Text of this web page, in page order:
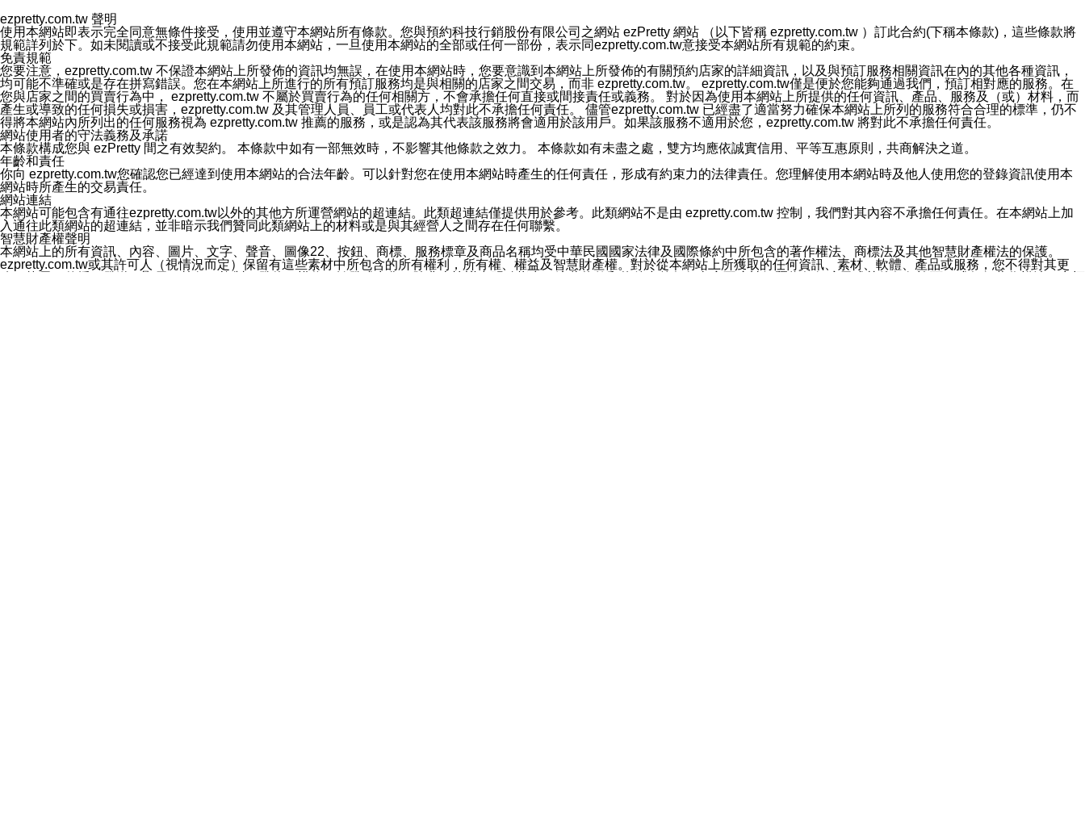
您同意本公司網站，透過您所提供的郵件地址與您取得聯絡並傳送或宣傳本網站各項服務之資料或電子郵件供您參考。您能依照該資料或電子郵件所指示之方法、說明或功能連結，隨時
停止接收這些資料或電子郵件。
十五、訊息通知
本公司/本服務將以通知型訊息傳送重要訊息給您。即使未加入本公司/本服務好友，您仍可接收到通知型訊息。
本公司/本服務傳送之通知型訊息以對您有效且重要的訊息為限，以廣告或其他目的的訊息皆不會被傳送。滿足以下三個條件者，將可收到通知型訊息。
1.LINE 帳號設定的電話號碼與本公司/本服務所傳來的電話號碼比對相符。
2.該 LINE 帳號已在 LINE APP 設定中，同意接收通知型訊息。
3.LINE 帳號未封鎖傳送訊息之 LINE 官方帳號。
欲變更通知型訊息的設定，操作如下：
1.點選「主頁」＞「設定」
2.點選「隱私設定」
3.點選「提供使用資料」
4.點選「LINE通知型訊息」
5.開關「接收LINE通知型訊息」
❗️關閉「接收通知型訊息」後，將不會接收到來自任何企業官方帳號或認證官方帳號的通知型訊息。
ezpretty.com.tw 聲明
使用本網站即表示完全同意無條件接受，使用並遵守本網站所有條款。您與預約科技行銷股份有限公司之網站 ezPretty 網站 （以下皆稱 ezpretty.com.tw ）訂此合約(下稱本條款)，這些條款將
規範詳列於下。如未閱讀或不接受此規範請勿使用本網站，一旦使用本網站的全部或任何一部份，表示同ezpretty.com.tw意接受本網站所有規範的約束。
免責規範
您要注意，ezpretty.com.tw 不保證本網站上所發佈的資訊均無誤，在使用本網站時，您要意識到本網站上所發佈的有關預約店家的詳細資訊，以及與預訂服務相關資訊在內的其他各種資訊，
均可能不準確或是存在拼寫錯誤。您在本網站上所進行的所有預訂服務均是與相關的店家之間交易，而非 ezpretty.com.tw。 ezpretty.com.tw僅是便於您能夠通過我們，預訂相對應的服務。在
您與店家之間的買賣行為中， ezpretty.com.tw 不屬於買賣行為的任何相關方，不會承擔任何直接或間接責任或義務。 對於因為使用本網站上所提供的任何資訊、產品、服務及（或）材料，而
產生或導致的任何損失或損害，ezpretty.com.tw 及其管理人員、員工或代表人均對此不承擔任何責任。 儘管ezpretty.com.tw 已經盡了適當努力確保本網站上所列的服務符合合理的標準，仍不
得將本網站內所列出的任何服務視為 ezpretty.com.tw 推薦的服務，或是認為其代表該服務將會適用於該用戶。如果該服務不適用於您，ezpretty.com.tw 將對此不承擔任何責任。
網站使用者的守法義務及承諾
本條款構成您與 ezPretty 間之有效契約。 本條款中如有一部無效時，不影響其他條款之效力。 本條款如有未盡之處，雙方均應依誠實信用、平等互惠原則，共商解決之道。
年齡和責任
你向 ezpretty.com.tw您確認您已經達到使用本網站的合法年齡。可以針對您在使用本網站時產生的任何責任，形成有約束力的法律責任。您理解使用本網站時及他人使用您的登錄資訊使用本
網站時所產生的交易責任。
網站連結
本網站可能包含有通往ezpretty.com.tw以外的其他方所運營網站的超連結。此類超連結僅提供用於參考。此類網站不是由 ezpretty.com.tw 控制，我們對其內容不承擔任何責任。在本網站上加
入通往此類網站的超連結，並非暗示我們贊同此類網站上的材料或是與其經營人之間存在任何聯繫。
智慧財產權聲明
本網站上的所有資訊、內容、圖片、文字、聲音、圖像22、按鈕、商標、服務標章及商品名稱均受中華民國國家法律及國際條約中所包含的著作權法、商標法及其他智慧財產權法的保護。
ezpretty.com.tw或其許可人（視情況而定）保留有這些素材中所包含的所有權利，所有權、權益及智慧財產權。對於從本網站上所獲取的任何資訊、素材、軟體、產品或服務，您不得對其更